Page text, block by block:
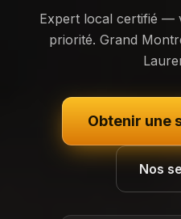
Expert local certifié —
priorité. Grand
Obtenir une
Nos